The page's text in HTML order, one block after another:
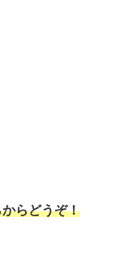
らどうぞ！